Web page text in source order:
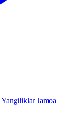
Yangiliklar Jamoa